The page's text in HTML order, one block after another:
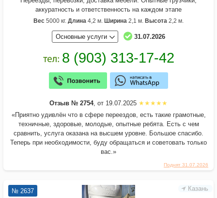
Поднят 31.07.2026
аккуратность и ответственность на каждом этапе
Вес 5000 кг. Длина 4,2 м. Ширина 2,1 м. Высота 2,2 м.
Основные услуги 31.07.2026
Отзыв № 2754, от 19.07.2025
«Приятно удивлён что в сфере переездов, есть такие грамотные,
техничные, здоровые, молодые, опытные ребята. Есть с чем
сравнить, услуга оказана на высшем уровне. Большое спасибо.
Теперь при необходимости, буду обращаться и советовать только
вас.»
Казань
№ 2637